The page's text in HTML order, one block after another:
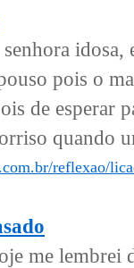
idosa,
pois o
de esperar
quando
reflexao/
me lembrei